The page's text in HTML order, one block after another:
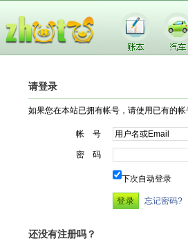
请登录
如果您在本站已拥有帐号，请使用已有的
帐 号
密 码
下次自动登录
忘记密码?
还没有注册吗？